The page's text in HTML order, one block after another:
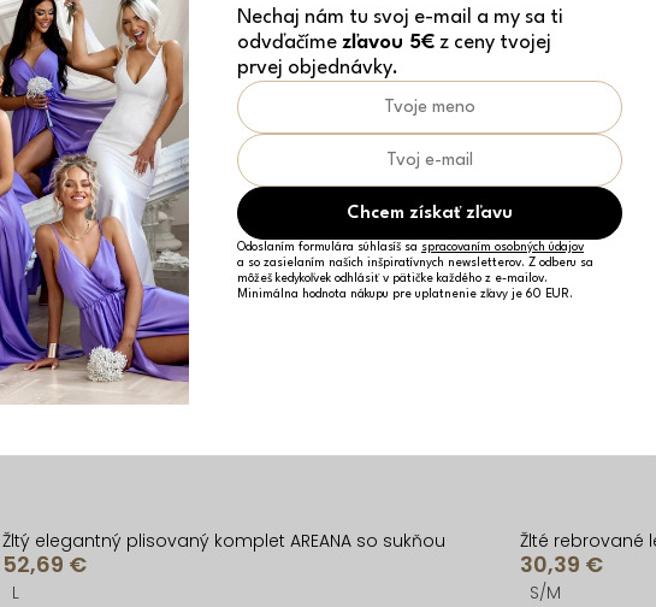
Žltý elegantný plisovaný komplet AREANA so sukňou
52,69 €
L
Žlté rebrované
30,39 €
S/M
Nechaj nám tu svoj e-mail a my sa ti
odvďačíme zľavou 5€ z ceny tvojej
prvej objednávky.
Chcem získať zľavu
Odoslaním formulára súhlasíš sa spracovaním osobných údajov
a so zasielaním našich inšpiratívnych newsletterov. Z odberu sa
môžeš kedykoľvek odhlásiť v pätičke každého z e-mailov.
Minimálna hodnota nákupu pre uplatnenie zľavy je 60 EUR.